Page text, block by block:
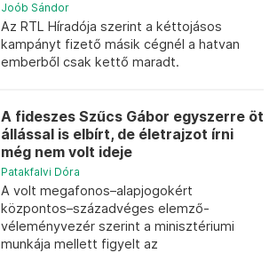
Joób Sándor
Az RTL Híradója szerint a kéttojásos
kampányt fizető másik cégnél a hatvan
emberből csak kettő maradt.
A fideszes Szűcs Gábor egyszerre öt
állással is elbírt, de életrajzot írni
még nem volt ideje
Patakfalvi Dóra
A volt megafonos–alapjogokért
központos–századvéges elemző-
véleményvezér szerint a minisztériumi
munkája mellett figyelt az